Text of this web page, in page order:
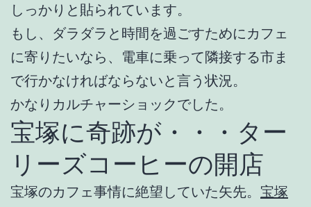
しっかりと貼られています。
もし、ダラダラと時間を過ごすためにカフェ
に寄りたいなら、電車に乗って隣接する市ま
で行かなければならないと言う状況。
かなりカルチャーショックでした。
宝塚に奇跡が・・・ター
リーズコーヒーの開店
宝塚のカフェ事情に絶望していた矢先。 宝塚